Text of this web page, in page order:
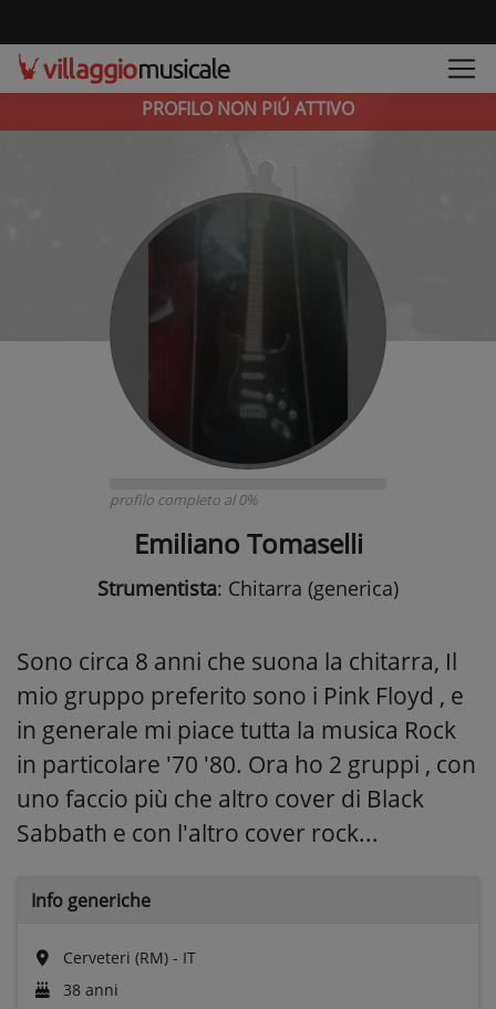
PROFILO NON PIÚ ATTIVO
profilo completo al 0%
Emiliano Tomaselli
Strumentista: Chitarra (generica)
Sono circa 8 anni che suona la chitarra, Il
mio gruppo preferito sono i Pink Floyd , e
in generale mi piace tutta la musica Rock
in particolare '70 '80. Ora ho 2 gruppi , con
uno faccio più che altro cover di Black
Sabbath e con l'altro cover rock...
Info generiche
Cerveteri (RM) - IT
38 anni